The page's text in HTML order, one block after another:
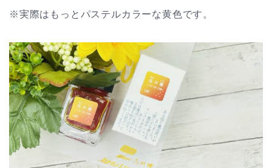
※実際はもっとパステルカラーな黄色です。